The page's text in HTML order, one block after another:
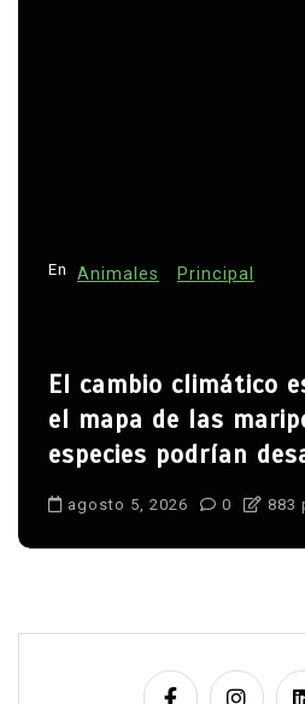
En Animales Principal
El cambio climático
el mapa de las
especies podrían
agosto 5, 2026 0 883